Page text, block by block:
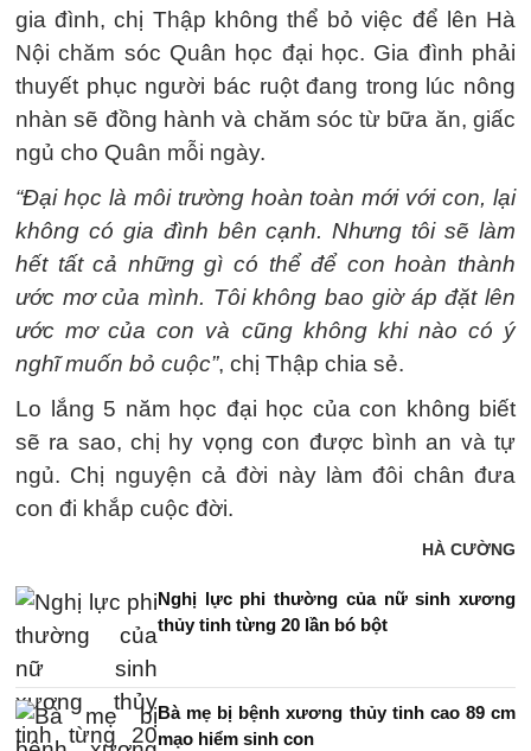
gia đình, chị Thập không thể bỏ việc để lên Hà
Nội chăm sóc Quân học đại học. Gia đình phải
thuyết phục người bác ruột đang trong lúc nông
nhàn sẽ đồng hành và chăm sóc từ bữa ăn, giấc
ngủ cho Quân mỗi ngày.
“Đại học là môi trường hoàn toàn mới với con, lại
không có gia đình bên cạnh. Nhưng tôi sẽ làm
hết tất cả những gì có thể để con hoàn thành
ước mơ của mình. Tôi không bao giờ áp đặt lên
ước mơ của con và cũng không khi nào có ý
nghĩ muốn bỏ cuộc”, chị Thập chia sẻ.
Lo lắng 5 năm học đại học của con không biết
sẽ ra sao, chị hy vọng con được bình an và tự
ngủ. Chị nguyện cả đời này làm đôi chân đưa
con đi khắp cuộc đời.
HÀ CƯỜNG
Nghị lực phi thường của nữ sinh xương
thủy tinh từng 20 lần bó bột
Bà mẹ bị bệnh xương thủy tinh cao 89 cm
mạo hiểm sinh con